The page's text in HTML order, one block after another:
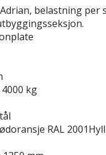
belastning per
kg
RAL